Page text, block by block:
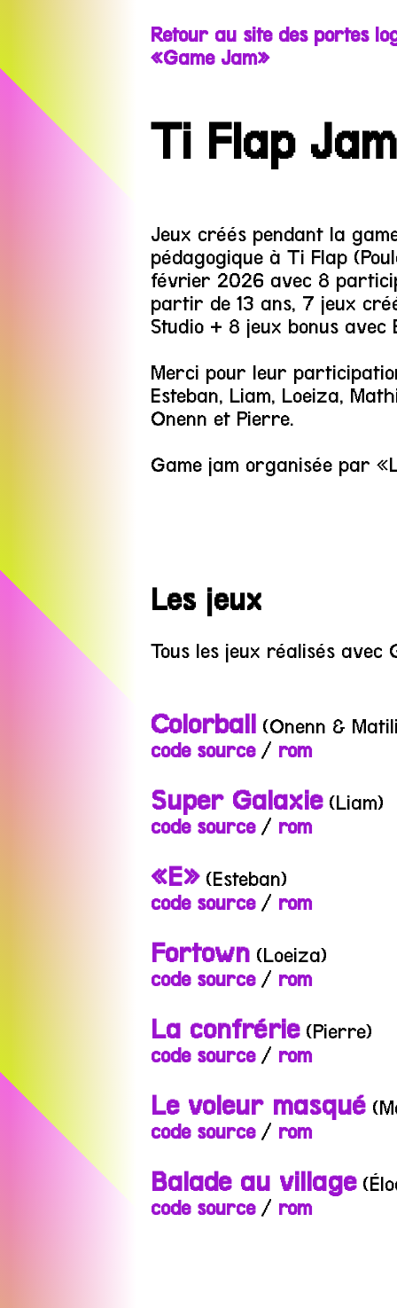
Retour au site des portes
«Game Jam»
Ti Flap
Jeux créés pendant la
pédagogique à Ti Flap
février 2026 avec 8
partir de 13 ans, 7 jeux
Studio + 8 jeux bonus avec
Merci pour leur
Esteban, Liam, Loeiza,
Onenn et Pierre.
Game jam organisée par
Les jeux
Tous les jeux réalisés avec
Colorball (Onenn &
code source/ rom
Super Galaxie(Liam)
code source/ rom
«E»(Esteban)
code source/ rom
Fortown (Loeiza)
code source/ rom
La confrérie(Pierre)
code source/ rom
Le voleur masqué
code source/ rom
Balade au village
code source/ rom